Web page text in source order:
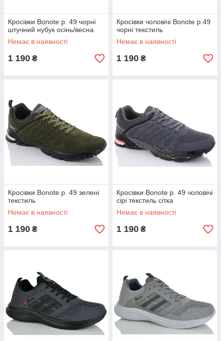
Кросівки Bonote р. 49 чорні
штучний нубук осінь/весна
Немає в наявності
1 190 ₴
Кросівки чоловічі Bonote р.49
чорні текстиль
Немає в наявності
1 190 ₴
Кросівки Bonote р. 49 зелені
текстиль
Немає в наявності
1 190 ₴
Кросівки Bonote р. 49 чоловічі
сірі текстиль сітка
Немає в наявності
1 190 ₴